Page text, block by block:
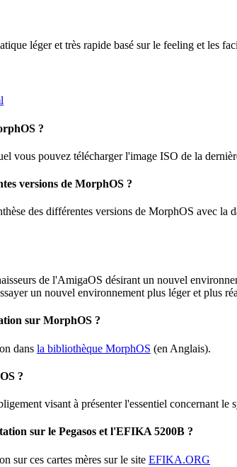
léger et très rapide basé sur le feeling et les
?
vous pouvez télécharger l'image ISO de la
versions de MorphOS ?
des différentes versions de MorphOS avec la
de l'AmigaOS désirant un nouvel
un nouvel environnement plus léger et plus
sur MorphOS ?
dans la bibliothèque MorphOS (en Anglais).
?
visant à présenter l'essentiel concernant
sur le Pegasos et l'EFIKA 5200B ?
sur ces cartes mères sur le site EFIKA.ORG